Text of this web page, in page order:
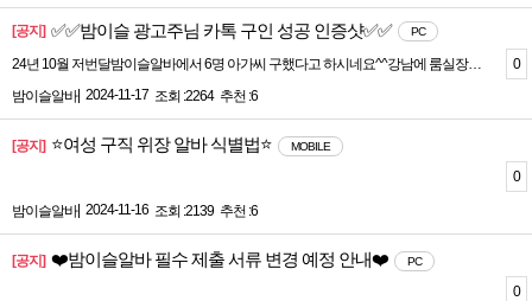
[공지] ✅✅밤이슬 광고주님 카톡 구인 성공 인증샷✅✅ PC
24년 10월 저번달밤이슬알바에서 6명 아가씨 구했다고 하시네요^^강남에 룸실장님요고맙다고 카톡 인증 캡쳐 보내 주셨어요~그래서 특수배너도 신청 하시기로 하셨습니다!
밤이슬알바| 2024-11-17 조회 :2264 추천 :6
0
[공지] ⭐여성 구직 위장 알바 식별법⭐ MOBILE
밤이슬알바| 2024-11-16 조회 :2139 추천 :6
0
[공지] ❤️밤이슬알바 필수 제출 서류 변경 예정 안내❤️ PC
0